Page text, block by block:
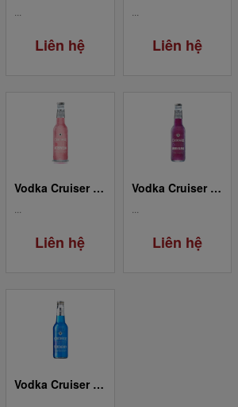
Liên hệ Liên hệ
Vodka Cruiser Juicy Watermelon
Liên hệ
Vodka Cruiser Bold Berry Blend
Liên hệ
Vodka Cruiser - Blueberry